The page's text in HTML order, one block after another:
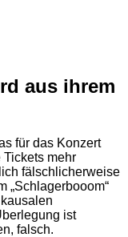
aus ihrem
für das Konzert
mehr
fälschlicherweise
„Schlagerbooom“
ist
falsch.